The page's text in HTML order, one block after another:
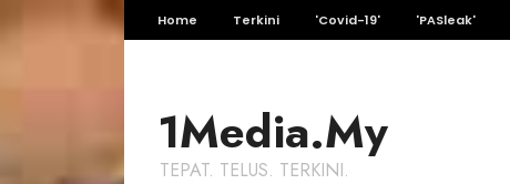
Home Terkini 'Covid-19' 'PASleak'
1Media.My
TEPAT. TELUS. TERKINI.